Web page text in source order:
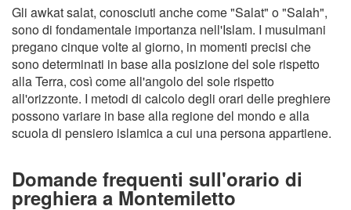
Gli awkat salat, conosciuti anche come "Salat" o "Salah",
sono di fondamentale importanza nell'Islam. I musulmani
pregano cinque volte al giorno, in momenti precisi che
sono determinati in base alla posizione del sole rispetto
alla Terra, così come all'angolo del sole rispetto
all'orizzonte. I metodi di calcolo degli orari delle preghiere
possono variare in base alla regione del mondo e alla
scuola di pensiero islamica a cui una persona appartiene.
Domande frequenti sull'orario di
preghiera a Montemiletto